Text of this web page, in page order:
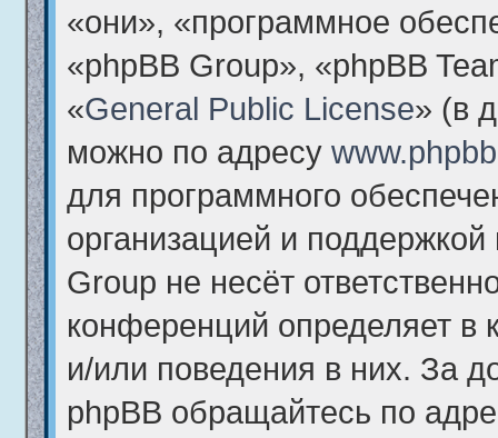
«они», «программное
«phpBB Group», «phpBB
«General Public License» (в
можно по адресу
для программного
организацией и
Group не несёт
конференций определяет в
и/или поведения в них. За
phpBB обращайтесь по